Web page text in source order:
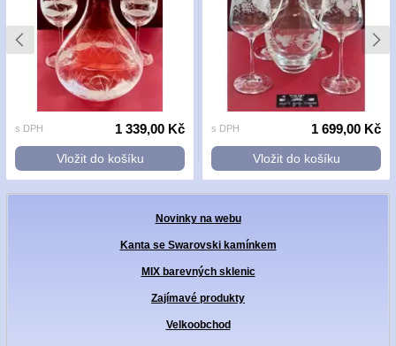
Novinky na webu
Kanta se Swarovski kamínkem
MIX barevných sklenic
Zajímavé produkty
Velkoobchod
s DPH 1 339,00 Kč
Vložit do košíku
s DPH 1 699,00 Kč
Vložit do košíku